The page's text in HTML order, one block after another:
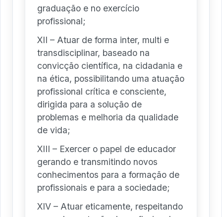
graduação e no exercício
profissional;
XII – Atuar de forma inter, multi e
transdisciplinar, baseado na
convicção científica, na cidadania e
na ética, possibilitando uma atuação
profissional crítica e consciente,
dirigida para a solução de
problemas e melhoria da qualidade
de vida;
XIII – Exercer o papel de educador
gerando e transmitindo novos
conhecimentos para a formação de
profissionais e para a sociedade;
XIV – Atuar eticamente, respeitando